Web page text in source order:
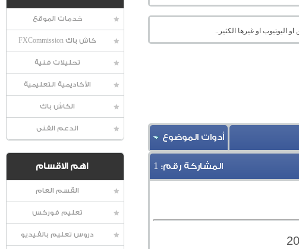
خدمات الموقع
كاش باك FXCommission
تحليلات فنية
الأكاديمية التعليمية
الكاش باك
الدعم الفنى
اهم الاقسام
القسم العام
تعليم فوركس
دروس تعليم بالفيديو
اليوتيوب او غيرها الكثير..
أدوات الموضوع
المشاركة رقم: 1